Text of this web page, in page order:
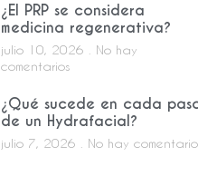
¿El PRP se considera
medicina regenerativa?
julio 10, 2026
No hay
comentarios
¿Qué sucede en cada
de un Hydrafacial?
julio 7, 2026 No hay